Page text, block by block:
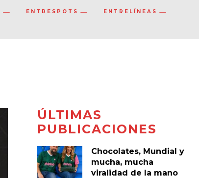
ENTRESPOTS ENTRELÍNEAS
ÚLTIMAS
PUBLICACIONES
Chocolates, Mundial y
mucha, mucha
viralidad de la mano